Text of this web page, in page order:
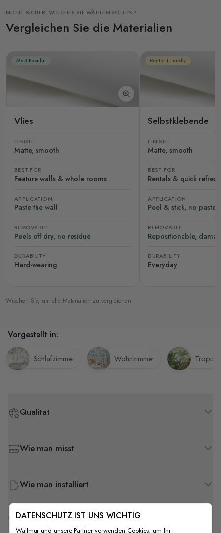
NICHT SICHER, WELCHES SIE WÄHLEN SOLLEN?
Vergleichen Sie die Materialien
Most Popular
Vlies
FINISH
Matte, smooth
BEST FOR
Feature walls & whole rooms
APPLICATION
Paste the wall
REMOVABLE
Peels off dry, no residue
DURABILITY
Hard-wearing
Renter Friendly
Selbstklebende
FINISH
Matte, smooth
BEST FOR
Rentals & quick
APPLICATION
Peel & stick, no paste
REMOVABLE
Repositionable,
DURABILITY
Everyday
Wischen Sie, um alle Materialien zu vergleichen
Qualität
Wie man misst
Wie man installiert
Versand & Rückgabe
Vorgestellt in:
Schlafzimmer Wohnzimmer
DATENSCHUTZ IST UNS WICHTIG
Wallmur und unsere Partner verwenden Cookies, um Ihr